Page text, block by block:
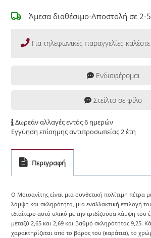
Άμεσα διαθέσιμο-Αποστολή σε 2-
Για τηλεφωνικές παραγγελίες
Ενδιαφέρομαι
Στείλτο σε φίλο
Δωρεάν αλλαγές εντός 6 ημερών
Εγγύηση επίσημης αντιπροσωπείας 2 έτη
Περιγραφή
Ο Μοϊσανίτης είναι μια συνθετική πολίτιμη πέτρα
λάμψη και σκληρότητα, μια εναλλακτική επιλογή
ιδιαίτερο αυτό υλικό με την ιριδίζουσα λάμψη του
μεταξύ 2,65 και 2,69 και βαθμό σκληρότητας 9,25.
χαρακτηρίζεται από το βάρος του (καράτια), το